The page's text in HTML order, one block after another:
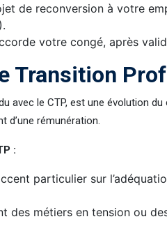
de reconversion à votre
votre congé, après
Transition
avec le CTP, est une évolution
d’une rémunération.
:
particulier sur
des métiers en tension ou